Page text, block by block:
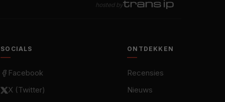
hosted by
SOCIALS
Facebook
X (Twitter)
ONTDEKKEN
Recensies
Nieuws